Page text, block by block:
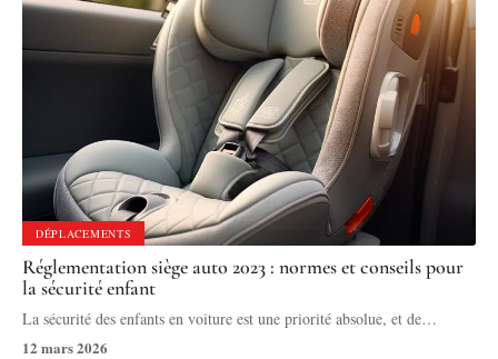
DÉPLACEMENTS
Réglementation siège auto 2023 : normes et conseils pour
la sécurité enfant
La sécurité des enfants en voiture est une priorité absolue, et de…
12 mars 2026